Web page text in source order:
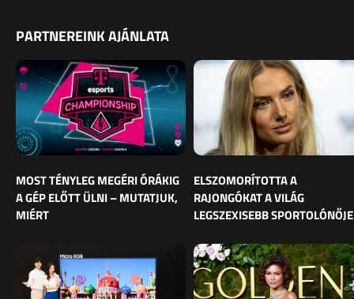
PARTNEREINK AJÁNLATA
MOST TÉNYLEG MEGÉRI ÓRÁKIG
A GÉP ELŐTT ÜLNI – MUTATJUK,
MIÉRT
ELSZOMORÍTOTTA A
RAJONGÓKAT A VILÁG
LEGSZEXISEBB SPORTOLÓNŐJE